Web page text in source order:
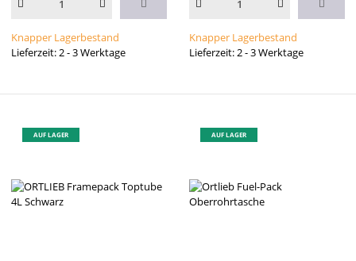
Knapper Lagerbestand
Lieferzeit: 2 - 3 Werktage
Knapper Lagerbestand
Lieferzeit: 2 - 3 Werktage
AUF LAGER AUF LAGER